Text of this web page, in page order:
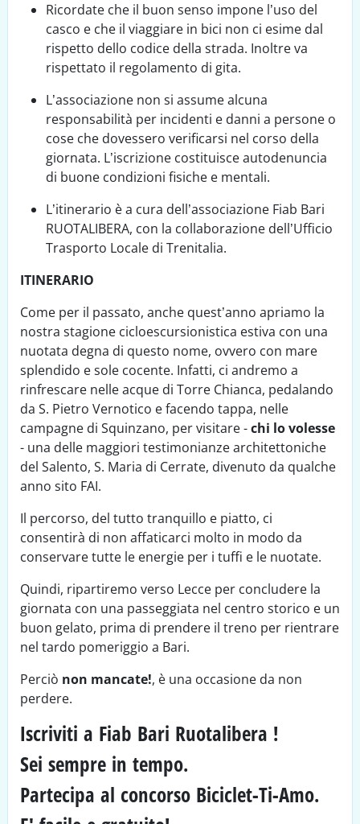
Ricordate che il buon senso impone l’uso del
casco e che il viaggiare in bici non ci esime dal
rispetto dello codice della strada. Inoltre va
rispettato il regolamento di gita.
L’associazione non si assume alcuna
responsabilità per incidenti e danni a persone o
cose che dovessero verificarsi nel corso della
giornata. L’iscrizione costituisce autodenuncia
di buone condizioni fisiche e mentali.
L’itinerario è a cura dell’associazione Fiab Bari
RUOTALIBERA, con la collaborazione dell’Ufficio
Trasporto Locale di Trenitalia.
ITINERARIO
Come per il passato, anche quest’anno apriamo la
nostra stagione cicloescursionistica estiva con una
nuotata degna di questo nome, ovvero con mare
splendido e sole cocente. Infatti, ci andremo a
rinfrescare nelle acque di Torre Chianca, pedalando
da S. Pietro Vernotico e facendo tappa, nelle
campagne di Squinzano, per visitare -chi lo volesse
- una delle maggiori testimonianze architettoniche
del Salento, S. Maria di Cerrate, divenuto da qualche
anno sito FAI.
Il percorso, del tutto tranquillo e piatto, ci
consentirà di non affaticarci molto in modo da
conservare tutte le energie per i tuffi e le nuotate.
Quindi, ripartiremo verso Lecce per concludere la
giornata con una passeggiata nel centro storico e un
buon gelato, prima di prendere il treno per rientrare
nel tardo pomeriggio a Bari.
Perciò non mancate!, è una occasione da non
perdere.
Iscriviti a Fiab Bari Ruotalibera !
Sei sempre in tempo.
Partecipa al concorso Biciclet-Ti-Amo.